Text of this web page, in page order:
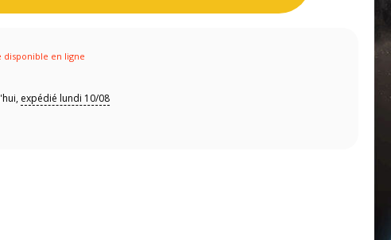
disponible en ligne
expédié lundi 10/08